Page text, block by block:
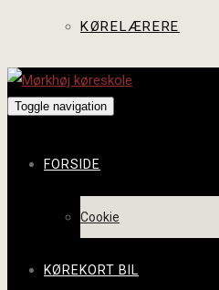
KØRELÆRERE
Toggle navigation
FORSIDE
Cookie
KØREKORT BIL